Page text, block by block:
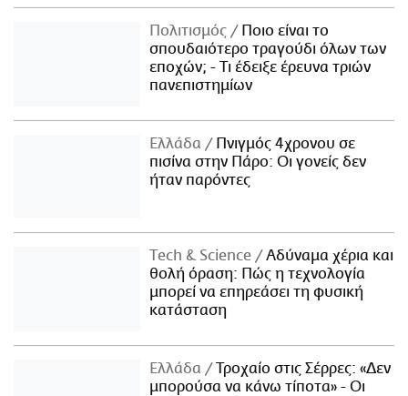
Πολιτισμός
Ποιο είναι το
σπουδαιότερο τραγούδι όλων των
εποχών; - Τι έδειξε έρευνα τριών
πανεπιστημίων
Ελλάδα
Πνιγμός 4χρονου σε
πισίνα στην Πάρο: Οι γονείς δεν
ήταν παρόντες
Τech & Science
Αδύναμα χέρια και
θολή όραση: Πώς η τεχνολογία
μπορεί να επηρεάσει τη φυσική
κατάσταση
Ελλάδα
Τροχαίο στις Σέρρες: «Δεν
μπορούσα να κάνω τίποτα» - Οι